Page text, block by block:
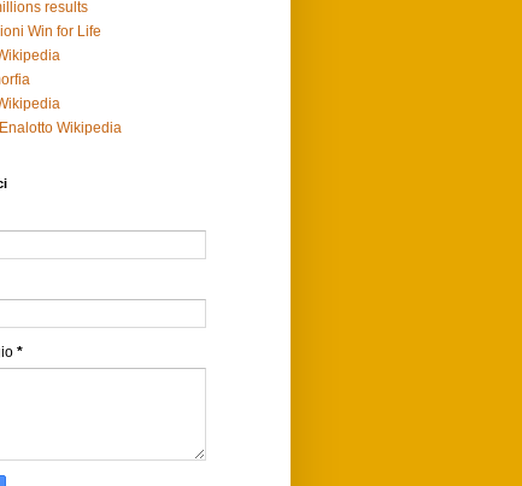
results
Win for Life
Wikipedia
*